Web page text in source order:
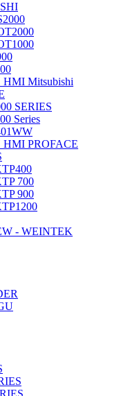
Mitsubishi
SERIES
Series
PROFACE
700
900
- WEINTEK